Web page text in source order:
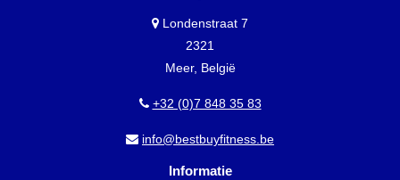
Londenstraat 7
2321
Meer, België
+32 (0)7 848 35 83
info@bestbuyfitness.be
Informatie